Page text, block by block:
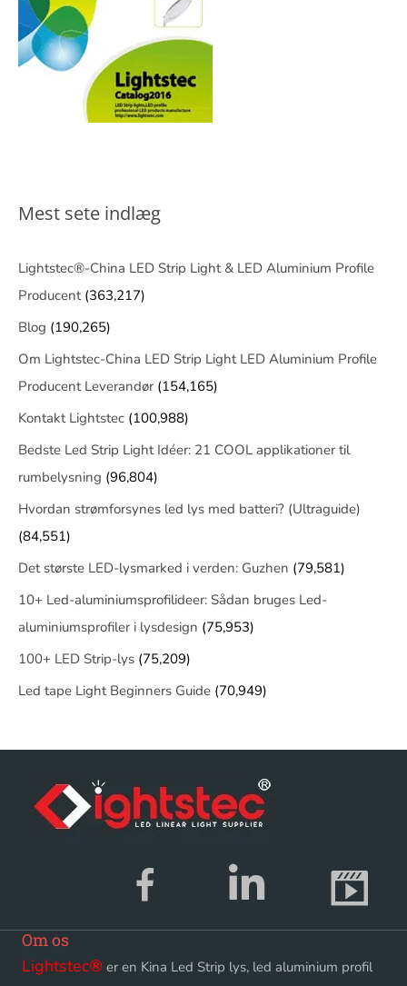
Mest sete indlæg
Lightstec®-China LED Strip Light & LED Aluminium Profile
Producent (363,217)
Blog (190,265)
Om Lightstec-China LED Strip Light LED Aluminium Profile
Producent Leverandør (154,165)
Kontakt Lightstec (100,988)
Bedste Led Strip Light Idéer: 21 COOL applikationer til
rumbelysning (96,804)
Hvordan strømforsynes led lys med batteri? (Ultraguide)
(84,551)
Det største LED-lysmarked i verden: Guzhen (79,581)
10+ Led-aluminiumsprofilideer: Sådan bruges Led-
aluminiumsprofiler i lysdesign (75,953)
100+ LED Strip-lys (75,209)
Led tape Light Beginners Guide (70,949)
Om os
Lightstec® er en Kina Led Strip lys, led aluminium profil